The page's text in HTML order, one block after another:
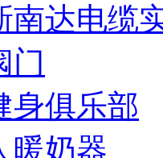
南达电缆
门
身俱乐部
暖奶器